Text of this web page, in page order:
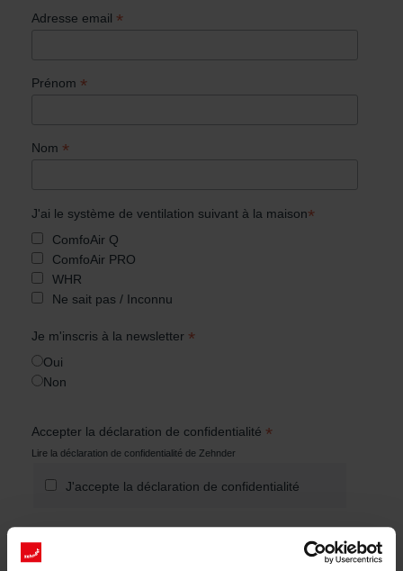
Adresse email *
Prénom *
Nom *
J'ai le système de ventilation suivant à la maison*
ComfoAir Q
ComfoAir PRO
WHR
Ne sait pas / Inconnu
Je m'inscris à la newsletter *
Oui
Non
Accepter la déclaration de confidentialité *
Lire la déclaration de confidentialité de Zehnder
J'accepte la déclaration de confidentialité
inscrivant, vous acceptez que vos données soient partagées avec